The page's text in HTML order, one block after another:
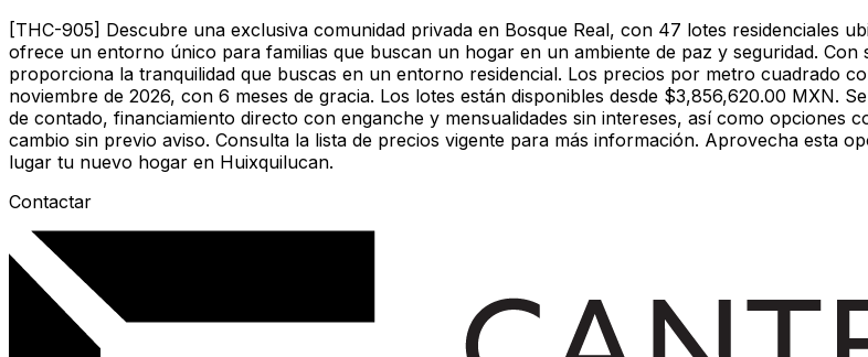
[THC-905] Descubre una exclusiva comunidad privada en Bosque Real, con 47 lotes residenciales
ofrece un entorno único para familias que buscan un hogar en un ambiente de paz y seguridad.
proporciona la tranquilidad que buscas en un entorno residencial. Los precios por metro cuadrado
noviembre de 2026, con 6 meses de gracia. Los lotes están disponibles desde $3,856,620.00 MXN.
de contado, financiamiento directo con enganche y mensualidades sin intereses, así como opciones
cambio sin previo aviso. Consulta la lista de precios vigente para más información. Aprovecha esta
lugar tu nuevo hogar en Huixquilucan.
Contactar